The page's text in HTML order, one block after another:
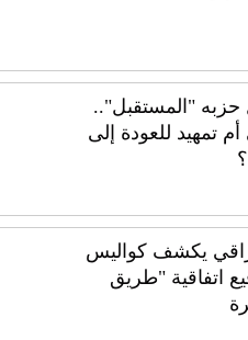
حزبه "المستقبل"..
تمهيد للعودة إلى
يكشف كواليس
اتفاقية "طريق